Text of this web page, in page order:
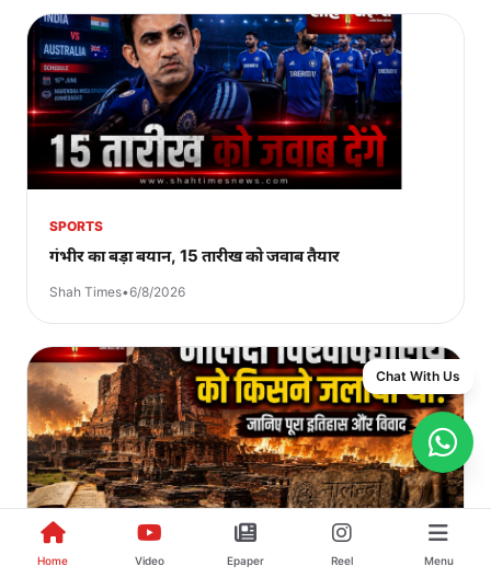
SPORTS
गंभीर का बड़ा बयान, 15 तारीख को जवाब तैयार
Shah Times•6/8/2026
INDIA
Home Video Epaper Reel Menu
Chat With Us